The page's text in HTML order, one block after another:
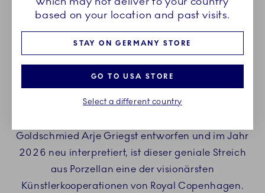
TRITON
edlem Geschirr und einem organischen Kunstwerk
verschwimmen. Ursprünglich im Jahr 1976 von
Goldschmied Arje Griegst entworfen und im Jahr
2026 neu interpretiert, ist dieser geniale Streich
aus Porzellan eine der visionärsten
Künstlerkooperationen von Royal Copenhagen.
based on your location and past visits.
STAY ON GERMANY STORE
GO TO USA STORE
Select a different country